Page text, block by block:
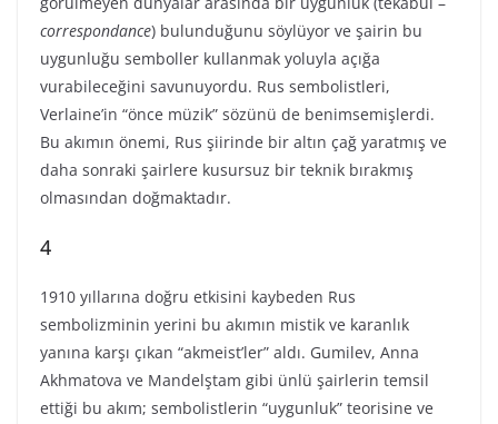
correspondance) bulunduğunu söylüyor ve şairin bu
uygunluğu semboller kullanmak yoluyla açığa
vurabileceğini savunuyordu. Rus sembolistleri,
Verlaine’in “önce müzik” sözünü de benimsemişlerdi.
Bu akımın önemi, Rus şiirinde bir altın çağ yaratmış ve
daha sonraki şairlere kusursuz bir teknik bırakmış
olmasından doğmaktadır.
4
1910 yıllarına doğru etkisini kaybeden Rus
sembolizminin yerini bu akımın mistik ve karanlık
yanına karşı çıkan “akmeist’ler” aldı. Gumilev, Anna
Akhmatova ve Mandelştam gibi ünlü şairlerin temsil
ettiği bu akım; sembolistlerin “uygunluk” teorisine ve